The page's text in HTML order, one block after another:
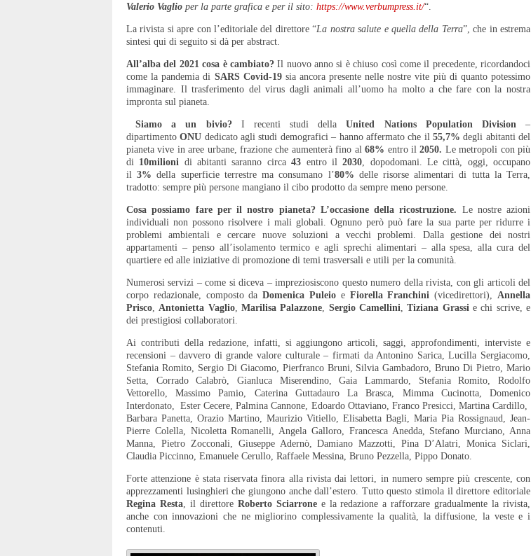
Valerio Vaglio per la parte grafica e per il sito: https://www.verbumpress.it/“.
La rivista si apre con l’editoriale del direttore “La nostra salute e quella della Terra”, che in estrema
sintesi qui di seguito si dà per abstract.
All’alba del 2021 cosa è cambiato? Il nuovo anno si è chiuso così come il precedente, ricordandoci
come la pandemia di SARS Covid-19sia ancora presente nelle nostre vite più di quanto potessimo
immaginare. Il trasferimento del virus dagli animali all’uomo ha molto a che fare con la nostra
impronta sul pianeta.
Siamo a un bivio? I recenti studi dellaUnited Nations Population Division–
dipartimentoONU dedicato agli studi demografici – hanno affermato che il 55,7% degli abitanti del
pianeta vive in aree urbane, frazione che aumenterà fino al68% entro il2050. Le metropoli con più
di 10milioni di abitanti saranno circa43 entro il2030, dopodomani. Le città, oggi, occupano
il3% della superficie terrestre ma consumano l’80% delle risorse alimentari di tutta la Terra,
tradotto: sempre più persone mangiano il cibo prodotto da sempre meno persone.
Cosa possiamo fare per il nostro pianeta? L’occasione della ricostruzione. Le nostre azioni
individuali non possono risolvere i mali globali. Ognuno però può fare la sua parte per ridurre i
problemi ambientali e cercare nuove soluzioni a vecchi problemi. Dalla gestione dei nostri
appartamenti – penso all’isolamento termico e agli sprechi alimentari – alla spesa, alla cura del
quartiere ed alle iniziative di promozione di temi trasversali e utili per la comunità.
Numerosi servizi – come si diceva – impreziosiscono questo numero della rivista, con gli articoli del
corpo redazionale, composto daDomenica Puleio e Fiorella Franchini (vicedirettori),Annella
Prisco,Antonietta Vaglio,Marilisa Palazzone, Sergio Camellini,Tiziana Grassie chi scrive, e
dei prestigiosi collaboratori.
Ai contributi della redazione, infatti, si aggiungono articoli, saggi, approfondimenti, interviste e
recensioni – davvero di grande valore culturale – firmati da Antonino Sarica, Lucilla Sergiacomo,
Stefania Romito, Sergio Di Giacomo, Pierfranco Bruni, Silvia Gambadoro, Bruno Di Pietro, Mario
Setta, Corrado Calabrò, Gianluca Miserendino, Gaia Lammardo, Stefania Romito, Rodolfo
Vettorello, Massimo Pamio, Caterina Guttadauro La Brasca, Mimma Cucinotta, Domenico
Interdonato, Ester Cecere, Palmina Cannone, Edoardo Ottaviano, Franco Presicci, Martina Cardillo,
Barbara Panetta, Orazio Martino, Maurizio Vitiello, Elisabetta Bagli, Maria Pia Rossignaud, Jean-
Pierre Colella, Nicoletta Romanelli, Angela Galloro, Francesca Anedda, Stefano Murciano, Anna
Manna, Pietro Zocconali, Giuseppe Adernò, Damiano Mazzotti, Pina D’Alatri, Monica Siclari,
Claudia Piccinno, Emanuele Cerullo, Raffaele Messina, Bruno Pezzella, Pippo Donato.
Forte attenzione è stata riservata finora alla rivista dai lettori, in numero sempre più crescente, con
apprezzamenti lusinghieri che giungono anche dall’estero. Tutto questo stimola il direttore editoriale
Regina Resta, il direttore Roberto Sciarronee la redazione a rafforzare gradualmente la rivista,
anche con innovazioni che ne migliorino complessivamente la qualità, la diffusione, la veste e i
contenuti.